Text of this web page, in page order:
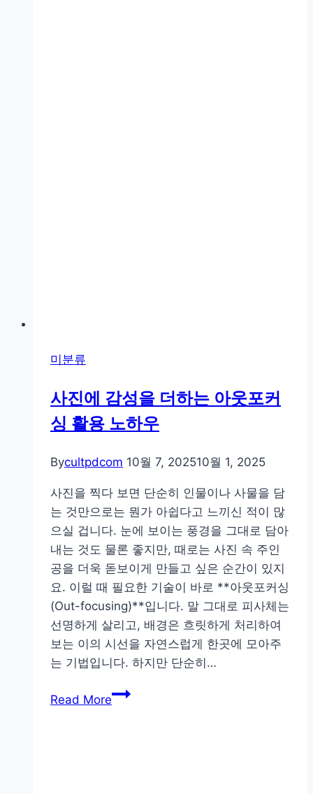
미분류
사진에 감성을 더하는 아웃포커
싱 활용 노하우
Bycultpdcom 10월 7, 202510월 1, 2025
사진을 찍다 보면 단순히 인물이나 사물을 담
는 것만으로는 뭔가 아쉽다고 느끼신 적이 많
으실 겁니다. 눈에 보이는 풍경을 그대로 담아
내는 것도 물론 좋지만, 때로는 사진 속 주인
공을 더욱 돋보이게 만들고 싶은 순간이 있지
요. 이럴 때 필요한 기술이 바로 **아웃포커싱
(Out-focusing)**입니다. 말 그대로 피사체는
선명하게 살리고, 배경은 흐릿하게 처리하여
보는 이의 시선을 자연스럽게 한곳에 모아주
는 기법입니다. 하지만 단순히…
Read More사